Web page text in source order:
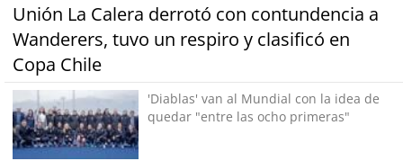
Unión La Calera derrotó con contundencia a
Wanderers, tuvo un respiro y clasificó en
Copa Chile
'Diablas' van al Mundial con la idea de
quedar "entre las ocho primeras"